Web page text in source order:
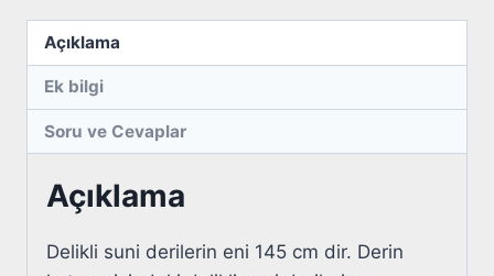
adet
Açıklama
Ek bilgi
Soru ve Cevaplar
Açıklama
Delikli suni derilerin eni 145 cm dir. Derin